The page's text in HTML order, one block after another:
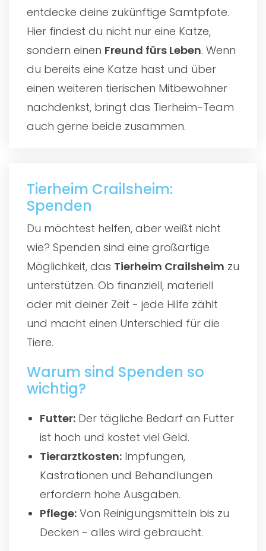
entdecke deine zukünftige Samtpfote.
Hier findest du nicht nur eine Katze,
sondern einen Freund fürs Leben. Wenn
du bereits eine Katze hast und über
einen weiteren tierischen Mitbewohner
nachdenkst, bringt das Tierheim-Team
auch gerne beide zusammen.
Tierheim Crailsheim:
Spenden
Du möchtest helfen, aber weißt nicht
wie? Spenden sind eine großartige
Möglichkeit, das Tierheim Crailsheim zu
unterstützen. Ob finanziell, materiell
oder mit deiner Zeit - jede Hilfe zählt
und macht einen Unterschied für die
Tiere.
Warum sind Spenden so
wichtig?
Futter: Der tägliche Bedarf an Futter
ist hoch und kostet viel Geld.
Tierarztkosten: Impfungen,
Kastrationen und Behandlungen
erfordern hohe Ausgaben.
Pflege: Von Reinigungsmitteln bis zu
Decken - alles wird gebraucht.